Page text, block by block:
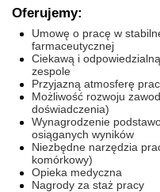
Oferujemy:
Umowę o pracę w
farmaceutycznej
Ciekawą i
zespole
Przyjazną atmosferę
Możliwość rozwoju
doświadczenia)
Wynagrodzenie
osiąganych wyników
Niezbędne narzędzia
komórkowy)
Opieka medyczna
Nagrody za staż pracy